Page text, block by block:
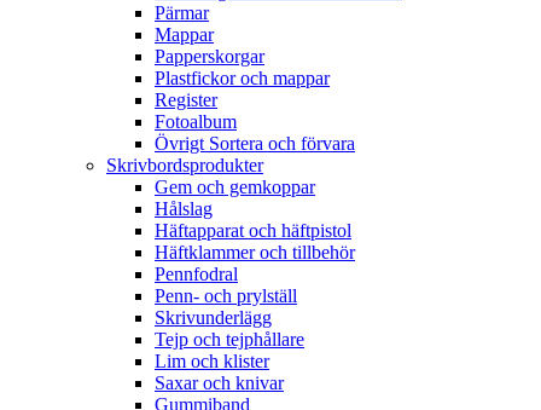
Pärmar
Mappar
Papperskorgar
Plastfickor och mappar
Register
Fotoalbum
Övrigt Sortera och förvara
Skrivbordsprodukter
Gem och gemkoppar
Hålslag
Häftapparat och häftpistol
Häftklammer och tillbehör
Pennfodral
Penn- och prylställ
Skrivunderlägg
Tejp och tejphållare
Lim och klister
Saxar och knivar
Gummiband